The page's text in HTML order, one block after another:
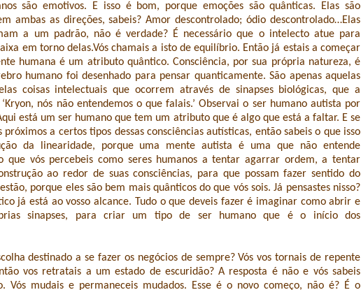
são emotivos. E isso é bom, porque emoções são quânticas. Elas são
ambas as direções, sabeis? Amor descontrolado; ódio descontrolado…Elas
a um padrão, não é verdade? É necessário que o intelecto atue para
em torno delas.Vós chamais a isto de equilíbrio. Então já estais a começar
humana é um atributo quântico. Consciência, por sua própria natureza, é
humano foi desenhado para pensar quanticamente. São apenas aquelas
coisas intelectuais que ocorrem através de sinapses biológicas, que a
nós não entendemos o que falais.’ Observai o ser humano autista por
está um ser humano que tem um atributo que é algo que está a faltar. E se
próximos a certos tipos dessas consciências autísticas, então sabeis o que isso
da linearidade, porque uma mente autista é uma que não entende
que vós percebeis como seres humanos a tentar agarrar ordem, a tentar
ao redor de suas consciências, para que possam fazer sentido do
porque eles são bem mais quânticos do que vós sois. Já pensastes nisso?
já está ao vosso alcance. Tudo o que deveis fazer é imaginar como abrir e
sinapses, para criar um tipo de ser humano que é o início dos
destinado a se fazer os negócios de sempre? Vós vos tornais de repente
vos retratais a um estado de escuridão? A resposta é não e vós sabeis
Vós mudais e permaneceis mudados. Esse é o novo começo, não é? É o